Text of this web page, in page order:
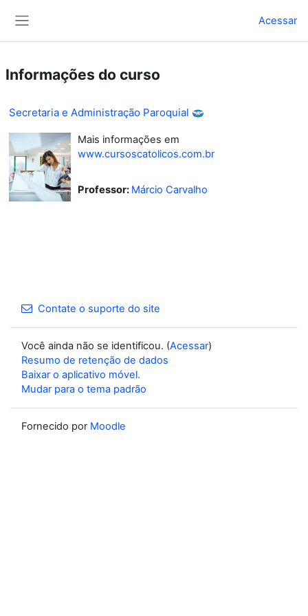
Acessar
Informações do curso
Secretaria e Administração Paroquial
Mais informações em
www.cursoscatolicos.com.br
Professor: Márcio Carvalho
Contate o suporte do site
Você ainda não se identificou. (Acessar)
Resumo de retenção de dados
Baixar o aplicativo móvel.
Mudar para o tema padrão
Fornecido por Moodle